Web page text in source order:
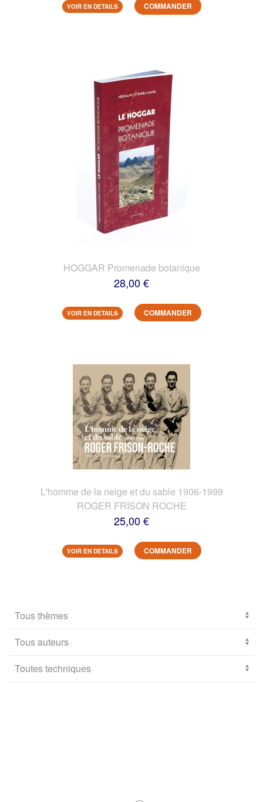
VOIR EN DETAILS COMMANDER
HOGGAR Promenade botanique
28,00 €
VOIR EN DETAILS COMMANDER
L'homme de la neige et du sable 1906-1999
ROGER FRISON ROCHE
25,00 €
VOIR EN DETAILS COMMANDER